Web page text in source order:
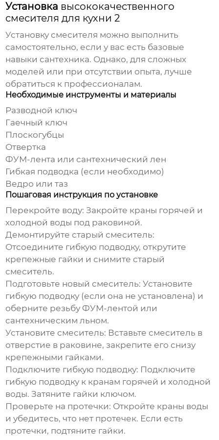
Установка высококачественного
смесителя для кухни 2
Установку смесителя можно выполнить
самостоятельно, если у вас есть базовые
навыки сантехника. Однако, для сложных
моделей или при отсутствии опыта, лучше
обратиться к профессионалам.
Необходимые инструменты и материалы
Разводной ключ
Гаечный ключ
Плоскогубцы
Отвертка
ФУМ-лента или сантехнический лен
Гибкая подводка (если необходимо)
Ведро или таз
Пошаговая инструкция по установке
Перекройте воду: Закройте краны горячей и
холодной воды под раковиной.
Демонтируйте старый смеситель:
Отсоедините гибкую подводку, открутите
крепежные гайки и снимите старый
смеситель.
Подготовьте новый смеситель: Установите
гибкую подводку (если она не установлена) и
оберните резьбу ФУМ-лентой или
сантехническим льном.
Установите смеситель: Вставьте смеситель в
отверстие в раковине, закрепите его снизу
крепежными гайками.
Подключите гибкую подводку: Подключите
гибкую подводку к кранам горячей и холодной
воды. Затяните гайки ключом.
Проверьте на протечки: Откройте краны воды
и убедитесь, что нет протечек. Если есть
протечки, подтяните гайки.